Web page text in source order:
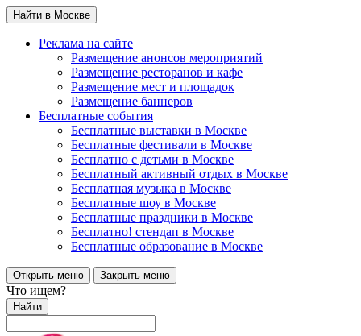
Найти в Москве
Реклама на сайте
Размещение анонсов мероприятий
Размещение ресторанов и кафе
Размещение мест и площадок
Размещение баннеров
Бесплатные события
Бесплатные выставки в Москве
Бесплатные фестивали в Москве
Бесплатно с детьми в Москве
Бесплатный активный отдых в Москве
Бесплатная музыка в Москве
Бесплатные шоу в Москве
Бесплатные праздники в Москве
Бесплатно! стендап в Москве
Бесплатные образование в Москве
Открыть меню Закрыть меню
Что ищем?
Найти